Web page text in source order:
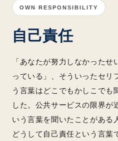
OWN RESPONSIBILITY
自己責任
「あなたが努力しなかった
っている」、そういったセリ
う言葉はどこでもかしこでも
した。公共サービスの限界が
いう言葉を聞いたことがある
どうして自己責任という言葉